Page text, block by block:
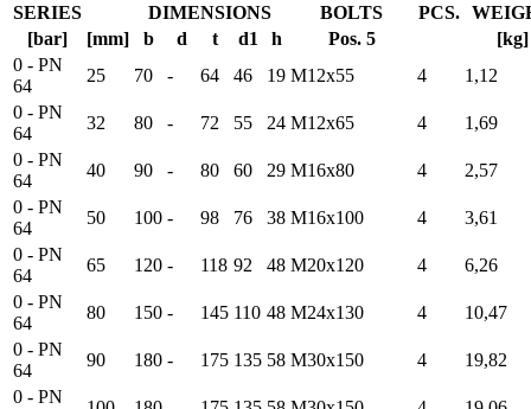
SERIES
DIMENSIONS BOLTS PCS.
[bar]
[mm] b d t d1 h Pos. 5
[kg]
0 - PN
64
25 70 - 64 46 19 M12x55 4
1,12
0 - PN
64
32 80 - 72 55 24 M12x65 4
1,69
0 - PN
64
40 90 - 80 60 29 M16x80 4
2,57
0 - PN
64
50 100 - 98 76 38 M16x100 4
3,61
0 - PN
64
65 120 - 118 92 48 M20x120 4
6,26
0 - PN
64
80 150 - 145 110 48 M24x130 4
10,47
0 - PN
64
90 180 - 175 135 58 M30x150 4
19,82
0 - PN